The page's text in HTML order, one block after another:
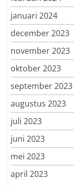
januari 2024
december 2023
november 2023
oktober 2023
september 2023
augustus 2023
juli 2023
juni 2023
mei 2023
april 2023